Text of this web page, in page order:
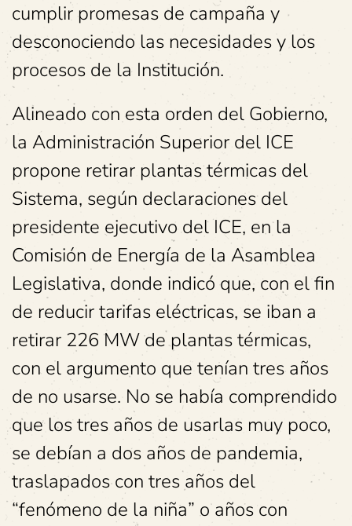
cumplir promesas de campaña y
desconociendo las necesidades y los
procesos de la Institución.
Alineado con esta orden del Gobierno,
la Administración Superior del ICE
propone retirar plantas térmicas del
Sistema, según declaraciones del
presidente ejecutivo del ICE, en la
Comisión de Energía de la Asamblea
Legislativa, donde indicó que, con el fin
de reducir tarifas eléctricas, se iban a
retirar 226 MW de plantas térmicas,
con el argumento que tenían tres años
de no usarse. No se había comprendido
que los tres años de usarlas muy poco,
se debían a dos años de pandemia,
traslapados con tres años del
“fenómeno de la niña” o años con